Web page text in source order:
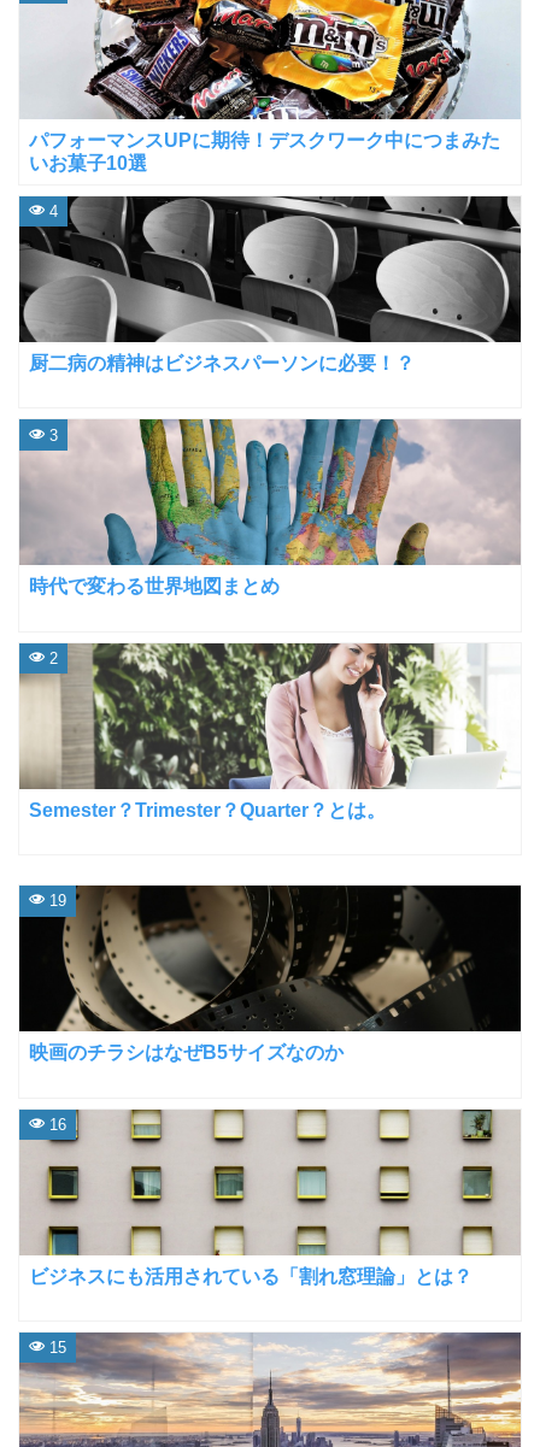
パフォーマンスUPに期待！デスクワーク中につまみた
いお菓子10選
厨二病の精神はビジネスパーソンに必要！？
4
時代で変わる世界地図まとめ
3
Semester？Trimester？Quarter？とは。
2
映画のチラシはなぜB5サイズなのか
19
ビジネスにも活用されている「割れ窓理論」とは？
16
15